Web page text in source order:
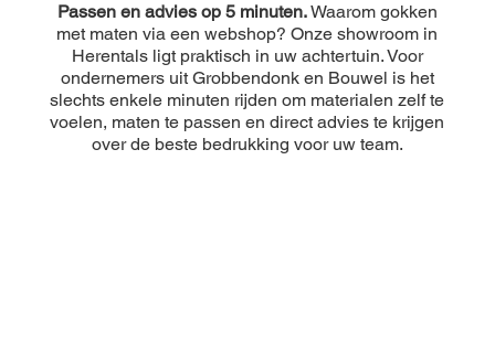
Passen en advies op 5 minuten.Waarom gokken
met maten via een webshop? Onze showroom in
Herentals ligt praktisch in uw achtertuin. Voor
ondernemers uit Grobbendonk en Bouwel is het
slechts enkele minuten rijden om materialen zelf te
voelen, maten te passen en direct advies te krijgen
over de beste bedrukking voor uw team.